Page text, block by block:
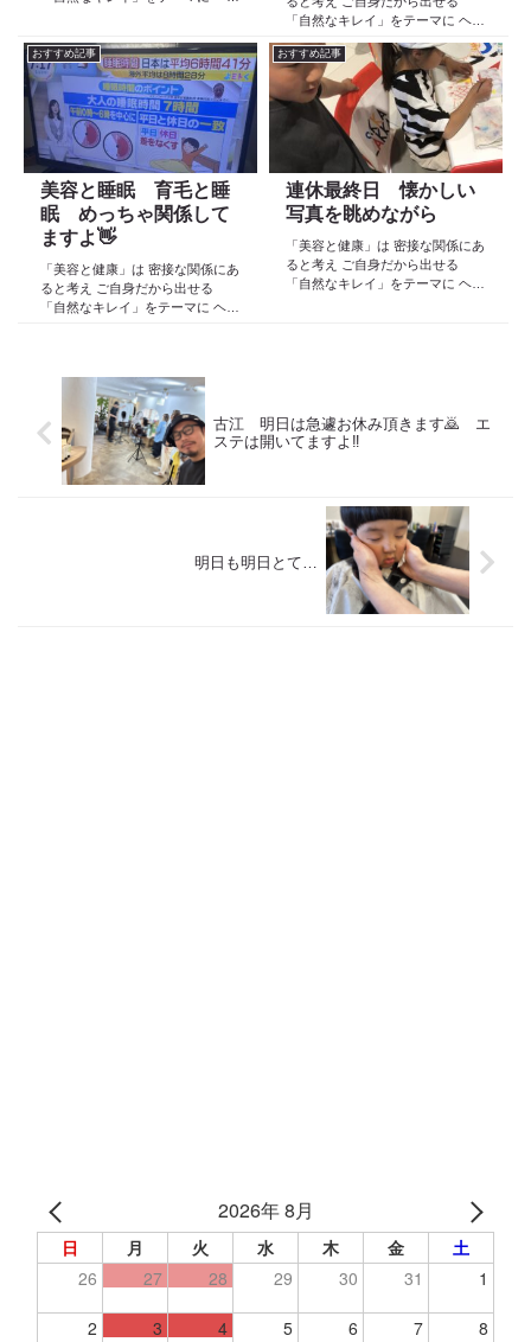
院 Def 古江です 2023年３月30日
より スタートしたこのブログ
日々の事や...
「自然なキレイ」をテーマに ヘア
の 「根本改善」を目的とした美容
院 Def 古江です 2023年３月30日
より スタートしたこのブログ
日々の事や...
おすすめ記事
美容と睡眠 育毛と睡
眠 めっちゃ関係して
ますよ👋
「美容と健康」は 密接な関係にあ
ると考え ご自身だから出せる
「自然なキレイ」をテーマに ヘア
より スタートしたこのブログ
日々の事や...
おすすめ記事
連休最終日 懐かしい
写真を眺めながら
「美容と健康」は 密接な関係にあ
ると考え ご自身だから出せる
「自然なキレイ」をテーマに ヘア
古江 明日は急遽お休み頂きます🙇 エ
ステは開いてますよ‼️
明日も明日とて…
2026年 8月
日 月 火 水 木 金
土
26
27 28 29 30 31 1
2 3 4 5 6 7 8